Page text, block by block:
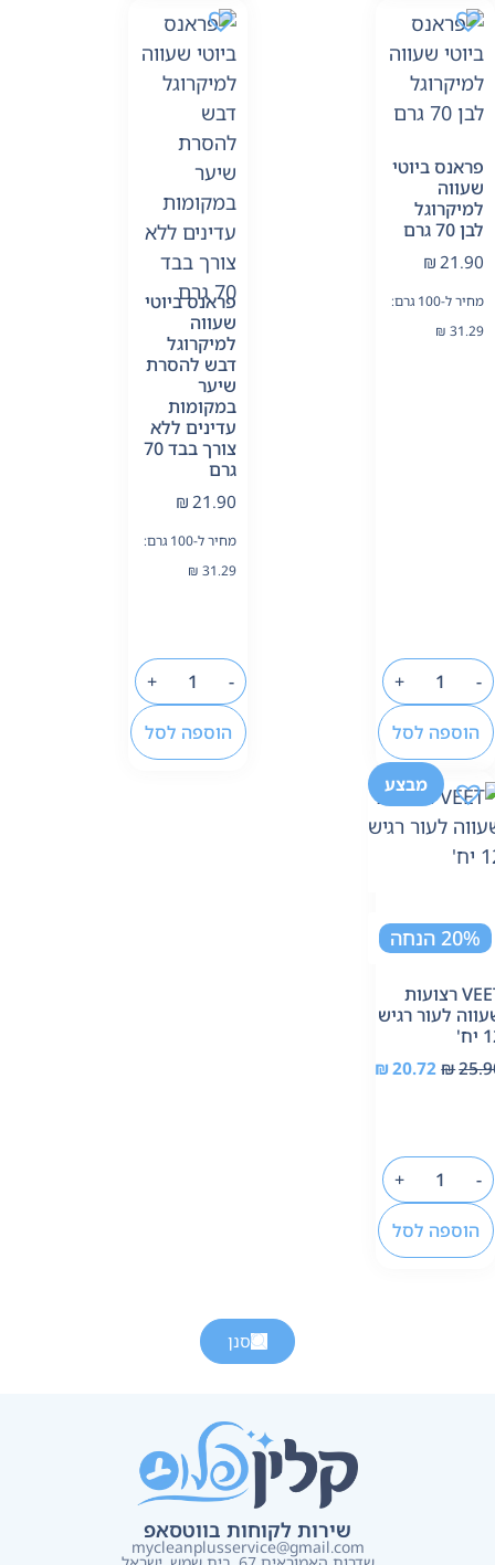
פראנס ביוטי
שעווה
למיקרוגל
לבן 70 גרם
₪21.90
מחיר ל-100 גרם:
₪ 31.29
-
+
הוספה לסל
פראנס ביוטי
שעווה
למיקרוגל
דבש להסרת
שיער
במקומות
עדינים ללא
צורך בבד 70
גרם
₪21.90
מחיר ל-100 גרם:
₪ 31.29
-
+
הוספה לסל
מבצע
20% הנחה
VEET רצועות
לעור רגיש
₪
₪20.72
-
+
הוספה לסל
סנן
שירות לקוחות בווטסאפ
mycleanplusservice@gmail.com